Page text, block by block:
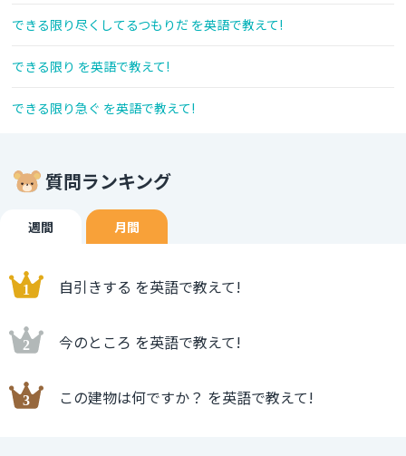
できる限り尽くしてるつもりだ を英語で教えて!
できる限り を英語で教えて!
できる限り急ぐ を英語で教えて!
質問ランキング
週間 月間
自引きする を英語で教えて!
今のところ を英語で教えて!
この建物は何ですか？ を英語で教えて!